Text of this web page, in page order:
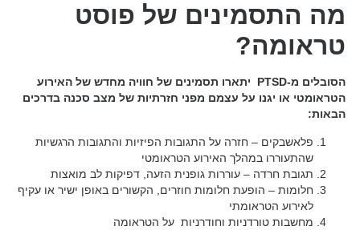
מה התסמינים של פוסט
טראומה?
הסובלים מ-PTSD יתארו תסמינים של חוויה מחדש של האירוע
הטראומטי או יגנו על עצמם מפני חזרתיות של מצב סכנה בדרכים
הבאות:
פלאשבקים – חזרה על התגובות הפיזיות והתגובות הרגשיות
שהתעוררו במהלך האירוע הטראומטי
תגובת חרדה – עוררות גופנית הזעה, דפיקות לב מואצות
חלומות – הופעת חלומות חוזרים, הקשורים באופן ישיר או עקיף
לאירוע הטראומתי
מחשבות טורדניות וחודרניות על הטראומה